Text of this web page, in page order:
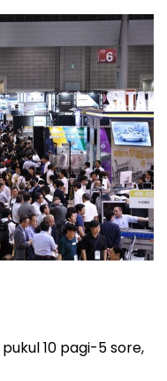
pukul 10 pagi-5 sore,